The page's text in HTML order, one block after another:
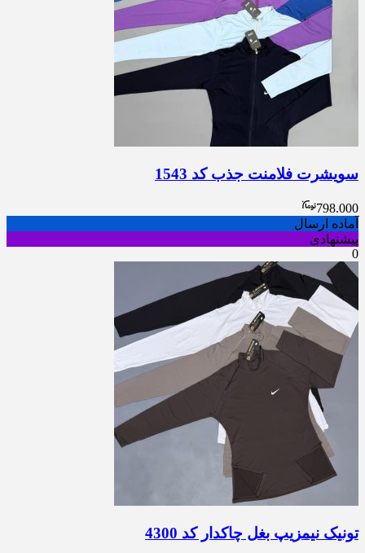
سویشرت فلامنت جذب کد 1543
798.000
آماده ارسال
پیشنهادی
0
تونیک نیمزیپ بغل چاکدار کد 4300